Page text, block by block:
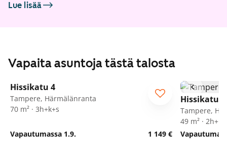
Lue lisää
Vapaita asuntoja tästä talosta
/15
Hissikatu 4
Tampere, Härmälänranta
70 m² · 3h+k+s
Vapautumassa 1.9. 1 149 €
Hissikatu 4
Tampere,
49 m² ·